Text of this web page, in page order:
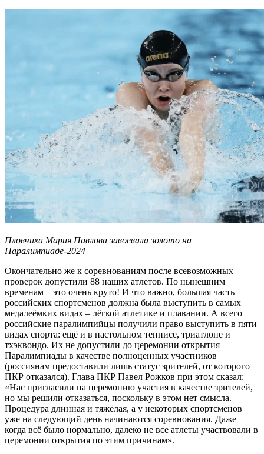
Пловчиха Мария Павлова завоевала золото на
Паралимпиаде-2024
Окончательно же к соревнованиям после всевозможных
проверок допустили 88 наших атлетов. По нынешним
временам – это очень круто! И что важно, большая часть
российских спортсменов должна была выступить в самых
медалеёмких видах – лёгкой атлетике и плавании. А всего
российские паралимпийцы получили право выступить в пяти
видах спорта: ещё и в настольном теннисе, триатлоне и
тхэквондо. Их не допустили до церемонии открытия
Паралимпиады в качестве полноценных участников
(россиянам предоставили лишь статус зрителей, от которого
ПКР отказался). Глава ПКР Павел Рожков при этом сказал:
«Нас пригласили на церемонию участия в качестве зрителей,
но мы решили отказаться, поскольку в этом нет смысла.
Процедура длинная и тяжёлая, а у некоторых спортсменов
уже на следующий день начинаются соревнования. Даже
когда всё было нормально, далеко не все атлеты участвовали в
церемонии открытия по этим причинам».